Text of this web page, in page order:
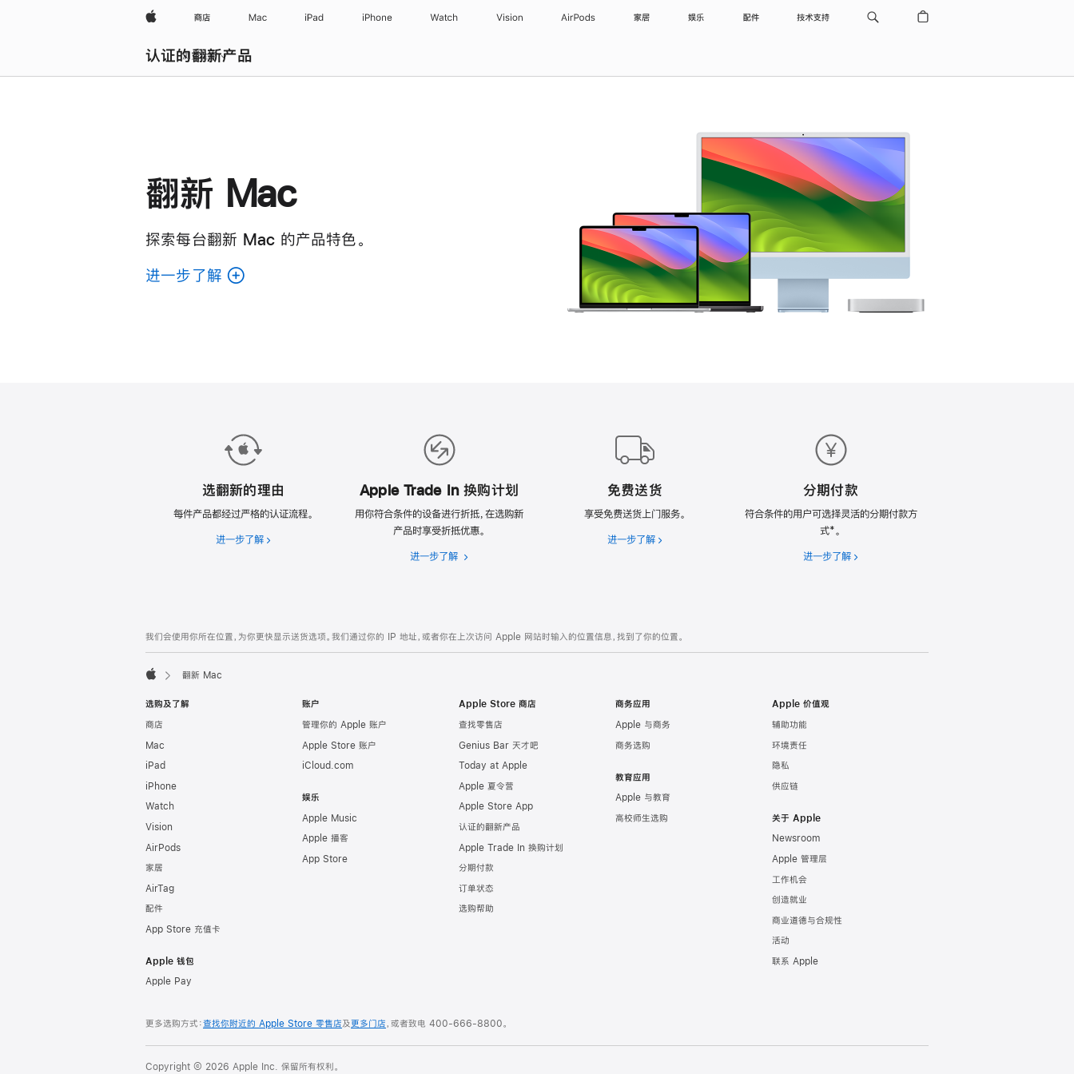
Apple 商店 Mac iPad iPhone Watch Vision AirPods 家居 娱乐 配件 技术支持
认证的翻新产品
浏览全部
翻新 Mac
探索每台翻新 Mac 的产品特色。
进一步了解
选翻新的理由
每件产品都经过严格的认证流程。
进一步了解选
Apple Trade In 换购计划
用你符合条件的设备进行折抵，在选购新
产品时享受折抵优惠。
进一步了解 Apple
计
划
免费送货
享受免费送货上门服务。
进一步了解免
分期付款
符合条件的用户可选择灵活的分期付款方
式*。
进一步了解分
页
脚
注
我们会使用你所在位置，为你更快显示送货选项。我们通过你的 IP 地址，或者你在上次访问 Apple 网站时输入的位置信息，找到了你的位置。
翻新 Mac
选购及了解
商店
Mac
iPad
iPhone
Watch
Vision
AirPods
家居
AirTag
配件
App Store 充值卡
Apple 钱包
Apple Pay
账户
管理你的 Apple 账户
Apple Store 账户
iCloud.com
娱乐
Apple Music
Apple 播客
App Store
Apple Store 商店
查找零售店
Genius Bar 天才吧
Today at Apple
Apple 夏令营
Apple Store App
认证的翻新产品
Apple Trade In 换购计划
分期付款
订单状态
选购帮助
商务应用
Apple 与商务
商务选购
教育应用
Apple 与教育
高校师生选购
Apple 价值观
辅助功能
环境责任
隐私
供应链
关于 Apple
Newsroom
Apple 管理层
工作机会
创造就业
商业道德与合规性
活动
联系 Apple
更多选购方式：查找你附近的 Apple Store 零售店及更多门店，或者致电 400-666-8800。
Copyright © 2026 Apple Inc. 保留所有权利。